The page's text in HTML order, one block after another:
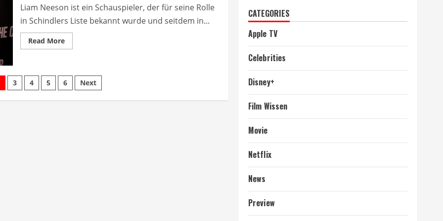
Liam Neeson ist ein Schauspieler, der für seine Rolle
in Schindlers Liste bekannt wurde und seitdem in...
Read MoreRead
more
Liam
Neeson:
Eine
seiner
3 4 5 6 Next
CATEGORIES
Apple TV
Celebrities
Disney+
Film Wissen
Movie
Netflix
News
Preview